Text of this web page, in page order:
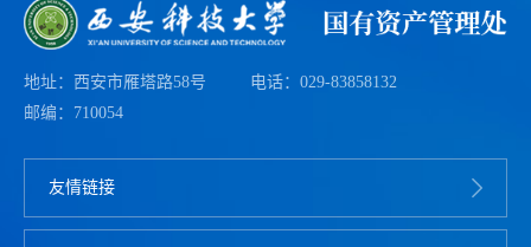
地址：西安市雁塔路58号
电话：029-83858132
邮编：710054
友情链接